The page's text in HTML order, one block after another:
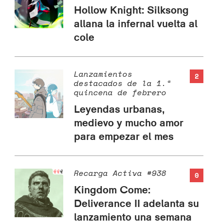
Hollow Knight: Silksong
allana la infernal vuelta al
cole
2
Lanzamientos
destacados de la 1.ª
quincena de febrero
Leyendas urbanas,
medievo y mucho amor
para empezar el mes
0
Recarga Activa #938
Kingdom Come:
Deliverance II adelanta su
lanzamiento una semana